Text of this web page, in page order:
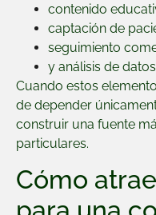
contenido
captación de
seguimiento
y análisis de
Cuando estos
de depender
construir una fuente
particulares.
Cómo